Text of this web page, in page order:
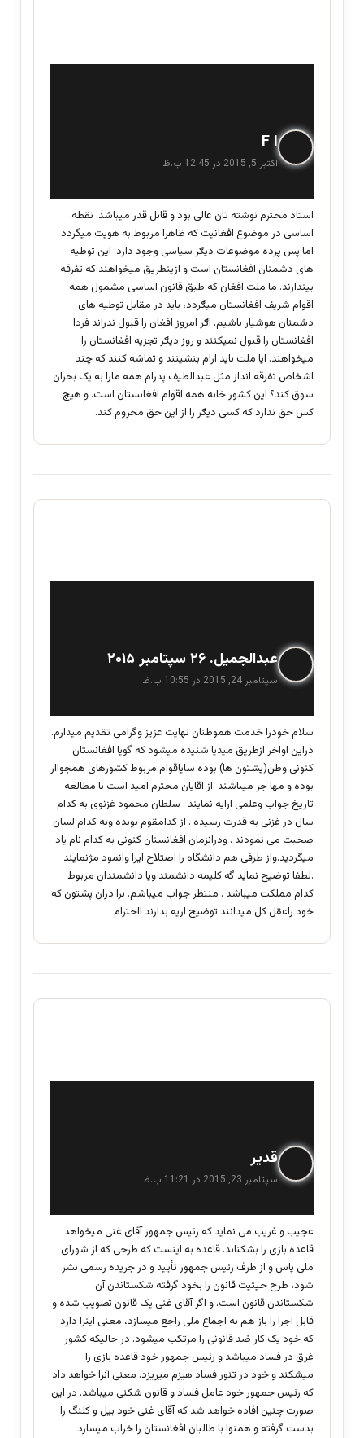
F I
اکتبر 5, 2015 در 12:45 ب.ظ
استاد محترم نوشته تان عالی بود و قابل قدر میباشد. نقطه
اساسی در موضوع افغانیت که ظاهرا مربوط به هویت میگردد
اما پس پرده موضوعات دیګر سیاسی وجود دارد. این توطیه
های دشمنان افغانستان است و ازینطریق میخواهند که تفرقه
بیندارند. ما ملت افغان که طبق قانون اساسی مشمول همه
اقوام شریف افغانستان میګردد، باید در مقابل توطیه های
دشمنان هوشیار باشیم. اګر امروز افغان را قبول ندراند فردا
افغانستان را قبول نمیکنند و روز دیګر تجزیه افغانستان را
میخواهند. ایا ملت باید ارام بنشینند و تماشه کنند که چند
اشخاص تفرقه انداز مثل عبدالطیف پدرام همه مارا به یک بحران
سوق کند؟ این کشور خانه همه اقوام افغانستان است. و هیچ
کس حق ندارد که کسی دیګر را از این حق محروم کند.
عبدالجمیل. ۲۶ سپتامبر ۲۰۱۵
سپتامبر 24, 2015 در 10:55 ب.ظ
سلام خودرا خدمت هموطنان نهایت عزیز وگرامی تقدیم میدارم.
دراین اواخر ازطریق میدیا شنیده میشود که گویا افغانستان
کنونی وطن(پشتون ها) بوده سایاقوام مربوط کشورهای همجواار
بوده و مها جر میباشند .از اقایان محترم امید است با مطالعه
تاریخ جواب وعلمی ارایه نمایند . سلطان محمود غزنوی به کدام
سال در غزنی به قدرت رسیده . از کدامقوم بوبده وبه کدام لسان
صحبت می نمودند . ودرانزمان افغانسنان کنونی به کدام نام یاد
میگردید.واز طرفی هم دانشگاه را اصتلاح ایرا وانمود مژنمایند
.لطفا توضیح نماید گه کلیمه دانشمند ویا دانشمندان مربوط
کدام مملکت میباشد . منتظر جواب میباشم. برا دران پشتون که
خود راعقل کل میدانند توضیح اریه بدارند ااحترام
قدیر
سپتامبر 23, 2015 در 11:21 ب.ظ
عجیب و غریب می نماید که رئیس جمهور آقای غنی میخواهد
قاعده بازی را بشکناند. قاعده به اینست که طرحی که از شورای
ملی پاس و از طرف رئیس جمهور تأیید و در جریده رسمی نشر
شود، طرح حیثیت قانون را بخود گرفته شکستاندن آن
شکستاندن قانون است. و اگر آقای غنی یک قانون تصویب شده و
قابل اجرا را باز هم به اجماع ملی راجع میسازد، معنی اینرا دارد
که خود یک کار ضد قانونی را مرتکب میشود. در حالیکه کشور
غرق در فساد میباشد و رئیس جمهور خود قاعده بازی را
میشکند و خود در تنور فساد هیزم میریزد. معنی آنرا خواهد داد
که رئیس جمهور خود عامل فساد و قانون شکنی میباشد. در این
صورت چنین افاده خواهد شد که آقای غنی خود بیل و کلنگ را
بدست گرفته و همنوا با طالبان افغانستان را خراب میسازد.